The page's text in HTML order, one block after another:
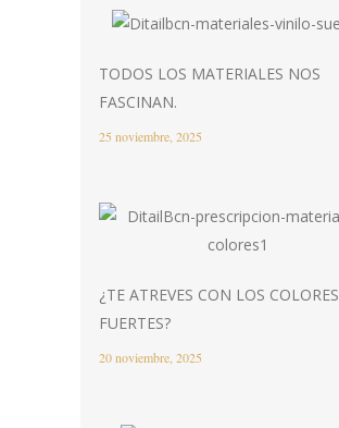
TODOS LOS MATERIALES NOS
FASCINAN.
25 noviembre, 2025
¿TE ATREVES CON LOS COLORES
FUERTES?
20 noviembre, 2025